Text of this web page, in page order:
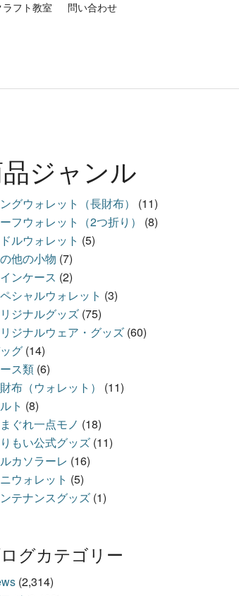
ラフト教室 問い合わせ
ジャンル
グウォレット（長財布）
(11)
フウォレット（2つ折り）
(8)
ルウォレット (5)
他の小物 (7)
ンケース (2)
シャルウォレット (3)
ジナルグッズ (75)
ジナルウェア・グッズ (60)
グ (14)
ス類 (6)
布（ウォレット）
(11)
ト (8)
ぐれ一点モノ (18)
もい公式グッズ (11)
カソラーレ (16)
ウォレット (5)
テナンスグッズ (1)
グカテゴリー
(2,314)